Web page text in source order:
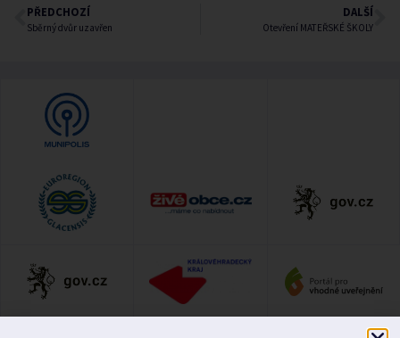
PŘEDCHOZÍ
Sběrný dvůr uzavřen
DALŠÍ
Otevření MATEŘSKÉ ŠKOLY